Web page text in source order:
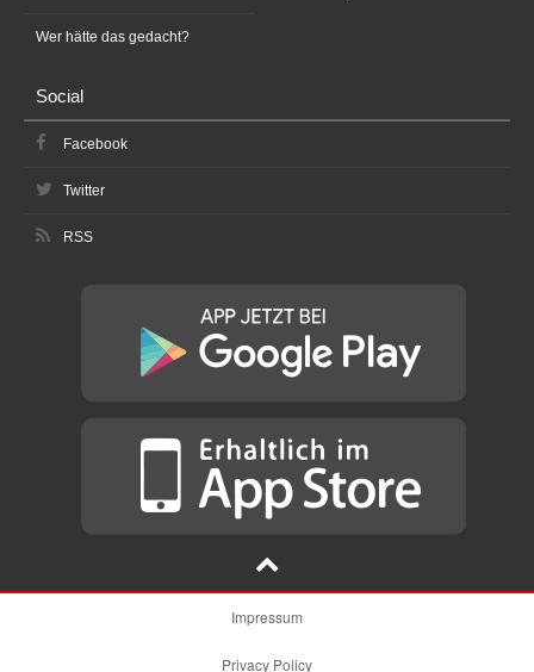
Wer hätte das gedacht?
Social
Facebook
Twitter
RSS
Impressum
Privacy Policy